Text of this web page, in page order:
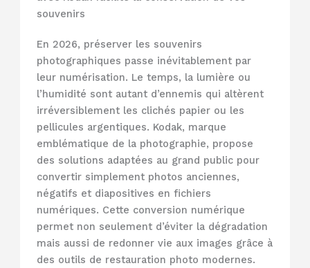
souvenirs
En 2026, préserver les souvenirs
photographiques passe inévitablement par
leur numérisation. Le temps, la lumière ou
l’humidité sont autant d’ennemis qui altèrent
irréversiblement les clichés papier ou les
pellicules argentiques. Kodak, marque
emblématique de la photographie, propose
des solutions adaptées au grand public pour
convertir simplement photos anciennes,
négatifs et diapositives en fichiers
numériques. Cette conversion numérique
permet non seulement d’éviter la dégradation
mais aussi de redonner vie aux images grâce à
des outils de restauration photo modernes.